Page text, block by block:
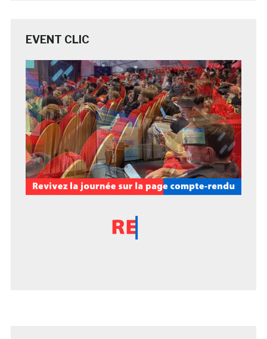
EVENT CLIC